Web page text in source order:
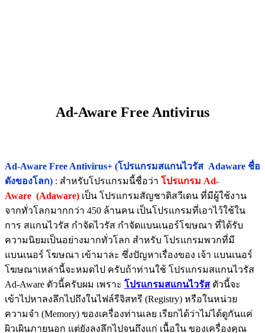
Ad-Aware Free Antivirus
Ad-Aware Free Antivirus+ (โปรแกรมสแกนไวรัส Adaware ชื่อ
ดังของโลก) : สำหรับโปรแกรมนี้ชื่อว่า โปรแกรม Ad-
Aware (Adaware) เป็น โปรแกรมสัญชาติสวีเดน ที่มีผู้ใช้งาน
จากทั่วโลกมากกว่า 450 ล้านคน เป็นโปรแกรมที่เอาไว้ใช้ใน
การ สแกนไวรัส กำจัดไวรัส กำจัดแบนเนอร์โฆษณา ที่ได้รับ
ความนิยมเป็นอย่างมากทั่วโลก สำหรับ โปรแกรมพวกที่มี
แบนเนอร์ โฆษณา เข้ามาละ ซึ่งปัญหาเรื่องของ เจ้า แบนเนอร์
โฆษณาเหล่านี้จะหมดไป ครับถ้าท่านใช้ โปรแกรมสแกนไวรัส
Ad-Aware ตัวนี้ครับผม เพราะ โปรแกรมสแกนไวรัส ตัวนี้จะ
เข้าไปหาลงลึกไปถึงในไฟล์รีจิสทรี (Registry) หรือในหน่วย
ความจำ (Memory) ของเครื่องท่านเลย เรียกได้ว่าไม่ได้ดูกันแค่
ผิวเผินภายนอก แต่ยังลงลึกไปจนถึงแก่ เนื้อใน ของเครื่องคุณ